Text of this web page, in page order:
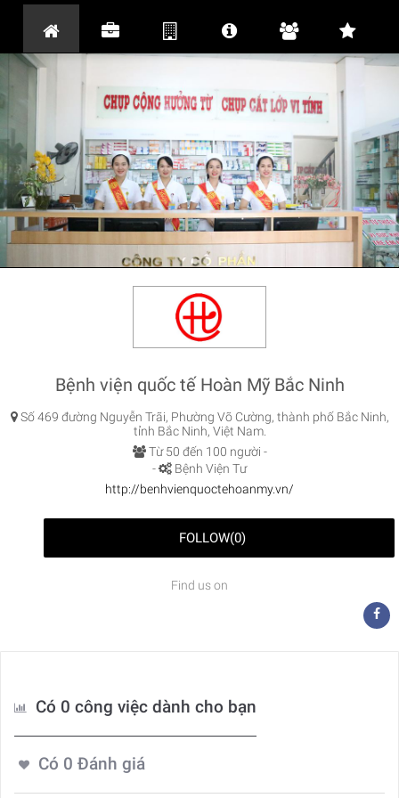
Bệnh viện quốc tế Hoàn Mỹ Bắc Ninh
Số 469 đường Nguyễn Trãi, Phường Võ Cường, thành phố Bắc Ninh,
tỉnh Bắc Ninh, Việt Nam.
Từ 50 đến 100 người -
-
Bệnh Viện Tư
http://benhvienquoctehoanmy.vn/
FOLLOW(0)
Find us on
Có 0 công việc dành cho bạn
Có 0 Đánh giá